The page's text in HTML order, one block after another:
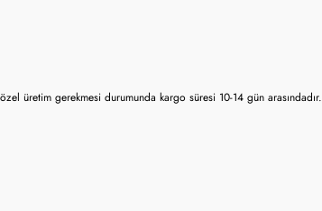
üretim gerekmesi durumunda kargo süresi 10-14 gün arasındadır.